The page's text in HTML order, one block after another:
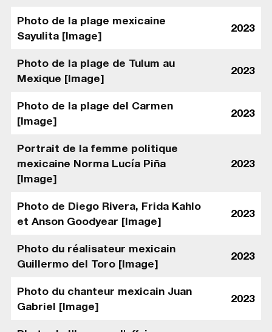
Photo de la plage mexicaine
Sayulita [Image]
2023
Photo de la plage de Tulum au
Mexique [Image]
2023
Photo de la plage del Carmen
[Image]
2023
Portrait de la femme politique
mexicaine Norma Lucía Piña
[Image]
2023
Photo de Diego Rivera, Frida Kahlo
et Anson Goodyear [Image]
2023
Photo du réalisateur mexicain
Guillermo del Toro [Image]
2023
Photo du chanteur mexicain Juan
Gabriel [Image]
2023